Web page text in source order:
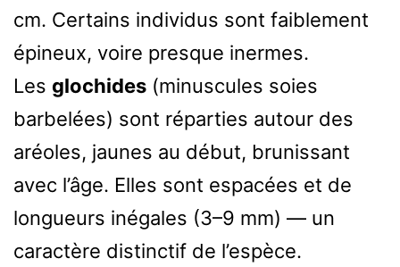
cm. Certains individus sont faiblement
épineux, voire presque inermes.
Les glochides (minuscules soies
barbelées) sont réparties autour des
aréoles, jaunes au début, brunissant
avec l’âge. Elles sont espacées et de
longueurs inégales (3–9 mm) — un
caractère distinctif de l’espèce.